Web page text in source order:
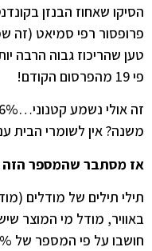
פרופסור רפי סמיאט (זה
טען שהריכוז גבוה הרבה יותר:0.3% "כמו במאגר
פי 19 מהפרסום הקודם!
משנה? אין לשומרי הבית
אז מסתבר שהמספר הזה
תילי תילים של מודלים
באוויר, מודל מי המוצר
חושבו על פי המספר של 0.016%.